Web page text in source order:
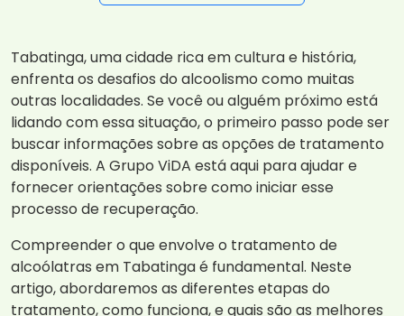
Tabatinga, uma cidade rica em cultura e história,
enfrenta os desafios do alcoolismo como muitas
outras localidades. Se você ou alguém próximo está
lidando com essa situação, o primeiro passo pode ser
buscar informações sobre as opções de tratamento
disponíveis. A Grupo ViDA está aqui para ajudar e
fornecer orientações sobre como iniciar esse
processo de recuperação.
Compreender o que envolve o tratamento de
alcoólatras em Tabatinga é fundamental. Neste
artigo, abordaremos as diferentes etapas do
tratamento, como funciona, e quais são as melhores